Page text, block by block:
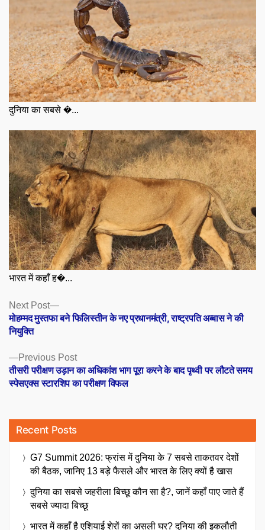
दुनिया का सबसे �...
भारत में कहाँ ह�...
Posts
navigation
Previous PostPrevious
post:
तीसरी परीक्षण उड़ान का अधिकांश भाग पूरा करने के बाद पृथ्वी पर लौटते समय
स्पेसएक्स स्टारशिप का परीक्षण विफल
Next Post
Next
post:
मोहम्मद मुस्तफा बने फिलिस्तीन के नए प्रधानमंत्री, राष्ट्रपति अब्बास ने की
नियुक्ति
Recent Posts
G7 Summit 2026: फ्रांस में दुनिया के 7 सबसे ताकतवर देशों
की बैठक, जानिए 13 बड़े फैसले और भारत के लिए क्यों है खास
दुनिया का सबसे जहरीला बिच्छू कौन सा है?, जानें कहाँ पाए जाते हैं
सबसे ज्यादा बिच्छू
भारत में कहाँ है एशियाई शेरों का असली घर? दुनिया की इकलौती